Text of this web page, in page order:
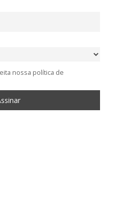
nossa política de